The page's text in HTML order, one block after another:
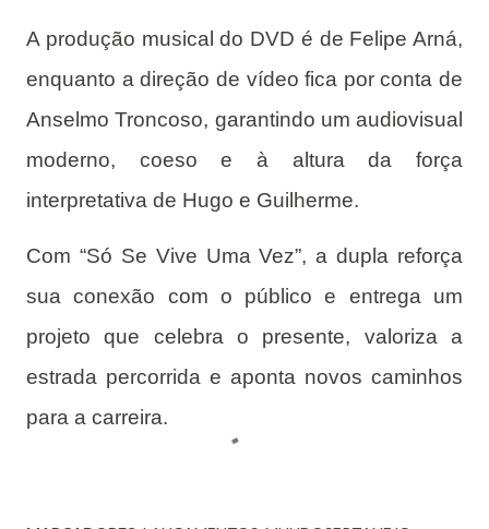
A produção musical do DVD é de Felipe Arná,
enquanto a direção de vídeo fica por conta de
Anselmo Troncoso, garantindo um audiovisual
moderno, coeso e à altura da força
interpretativa de Hugo e Guilherme.
Com “Só Se Vive Uma Vez”, a dupla reforça
sua conexão com o público e entrega um
projeto que celebra o presente, valoriza a
estrada percorrida e aponta novos caminhos
para a carreira.